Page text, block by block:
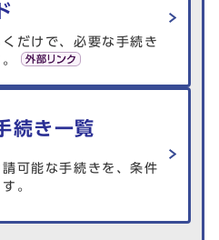
だけで、必要な手続き
続き一覧
可能な手続きを、条件
。